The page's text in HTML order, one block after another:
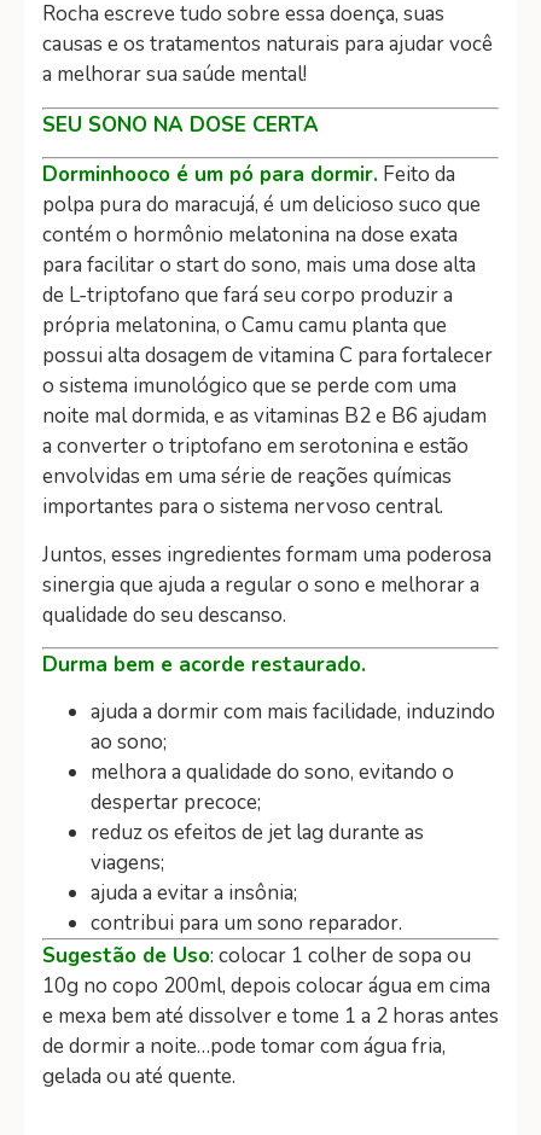
Rocha escreve tudo sobre essa doença, suas
causas e os tratamentos naturais para ajudar você
a melhorar sua saúde mental!
SEU SONO NA DOSE CERTA
Dorminhooco é um pó para dormir. Feito da
polpa pura do maracujá, é um delicioso suco que
contém o hormônio melatonina na dose exata
para facilitar o start do sono, mais uma dose alta
de L-triptofano que fará seu corpo produzir a
própria melatonina, o Camu camu planta que
possui alta dosagem de vitamina C para fortalecer
o sistema imunológico que se perde com uma
noite mal dormida, e as vitaminas B2 e B6 ajudam
a converter o triptofano em serotonina e estão
envolvidas em uma série de reações químicas
importantes para o sistema nervoso central.
Juntos, esses ingredientes formam uma poderosa
sinergia que ajuda a regular o sono e melhorar a
qualidade do seu descanso.
Durma bem e acorde restaurado.
ajuda a dormir com mais facilidade, induzindo
ao sono;
melhora a qualidade do sono, evitando o
despertar precoce;
reduz os efeitos de jet lag durante as
viagens;
ajuda a evitar a insônia;
contribui para um sono reparador.
Sugestão de Uso: colocar 1 colher de sopa ou
10g no copo 200ml, depois colocar água em cima
e mexa bem até dissolver e tome 1 a 2 horas antes
de dormir a noite…pode tomar com água fria,
gelada ou até quente.